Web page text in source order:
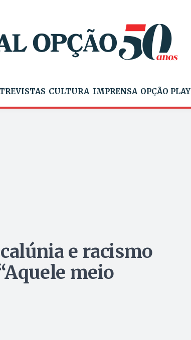
CULTURA IMPRENSA OPÇÃO PLAY
e racismo
meio